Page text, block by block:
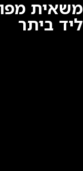
משאית
ליד ביתר